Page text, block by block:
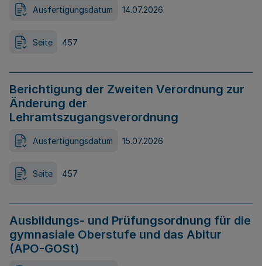
Ausfertigungsdatum 14.07.2026
Seite 457
Berichtigung der Zweiten Verordnung zur
Änderung der
Lehramtszugangsverordnung
Ausfertigungsdatum 15.07.2026
Seite 457
Ausbildungs- und Prüfungsordnung für die
gymnasiale Oberstufe und das Abitur
(APO-GOSt)